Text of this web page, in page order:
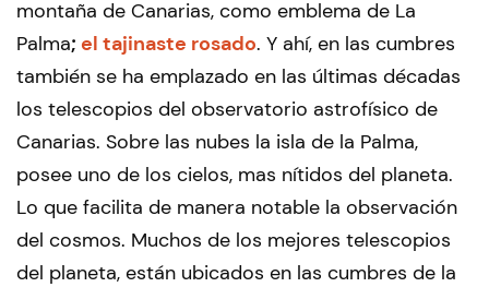
montaña de Canarias, como emblema de La
Palma; el tajinaste rosado. Y ahí, en las cumbres
también se ha emplazado en las últimas décadas
los telescopios del observatorio astrofísico de
Canarias. Sobre las nubes la isla de la Palma,
posee uno de los cielos, mas nítidos del planeta.
Lo que facilita de manera notable la observación
del cosmos. Muchos de los mejores telescopios
del planeta, están ubicados en las cumbres de la